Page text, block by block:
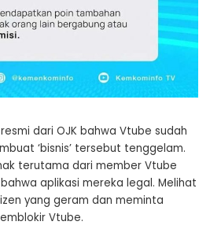
dari OJK bahwa Vtube sudah
‘bisnis’ tersebut tenggelam.
terutama dari member Vtube
aplikasi mereka legal. Melihat
yang geram dan meminta
Vtube.